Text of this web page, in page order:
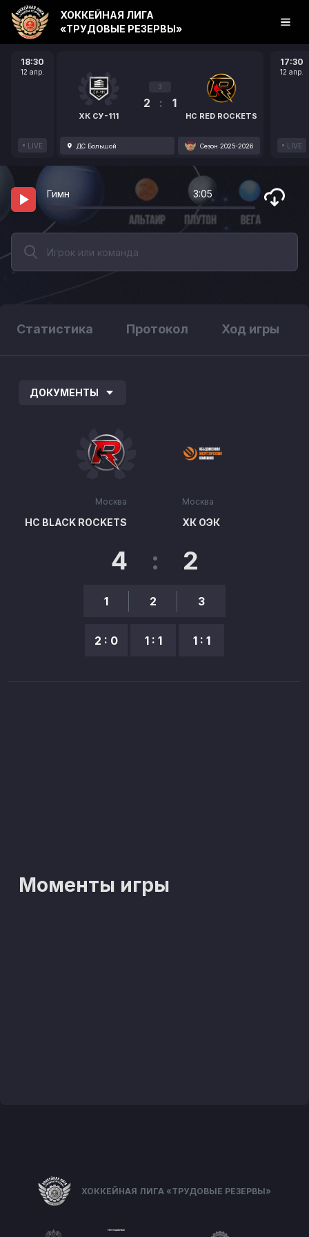
18:30
12 апр.
LIVE
ХК СУ-111
3
2 : 1
HC RED ROCKETS
ДС Большой Сезон 2025-2026
17:30
12 апр.
LIVE
ХОККЕЙНАЯ ЛИГА
«ТРУДОВЫЕ РЕЗЕРВЫ»
Гимн 3:05
Статистика Протокол Ход игры
ДОКУМЕНТЫ
Москва
HC BLACK ROCKETS
4 : 2
1
2 : 0
2
1 : 1
3
1 : 1
Москва
ХК ОЭК
Моменты игры
ХОККЕЙНАЯ ЛИГА «ТРУДОВЫЕ РЕЗЕРВЫ»